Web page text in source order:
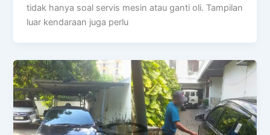
tidak hanya soal servis mesin atau ganti oli. Tampilan
luar kendaraan juga perlu